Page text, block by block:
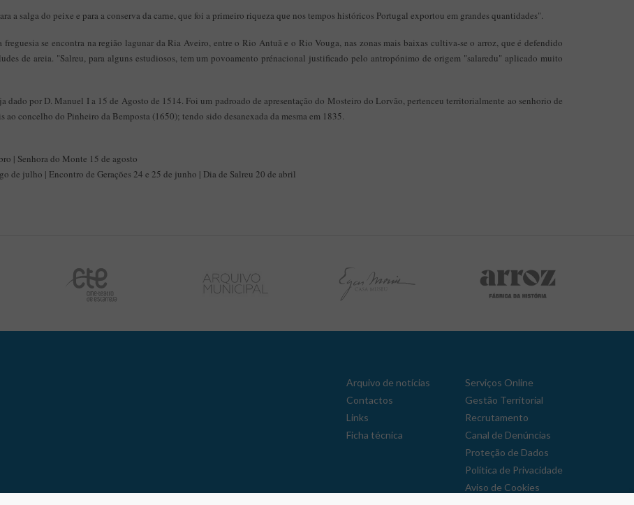
a salga do peixe e para a conserva da carne, que foi a primeiro riqueza que nos tempos históricos Portugal exportou em grandes quantidades".
freguesia se encontra na região lagunar da Ria Aveiro, entre o Rio Antuã e o Rio Vouga, nas zonas mais baixas cultiva-se o arroz, que é defendido
de areia. "Salreu, para alguns estudiosos, tem um povoamento prénacional justificado pelo antropónimo de origem "salaredu" aplicado muito
dado por D. Manuel I a 15 de Agosto de 1514. Foi um padroado de apresentação do Mosteiro do Lorvão, pertenceu territorialmente ao senhorio de
ao concelho do Pinheiro da Bemposta (1650); tendo sido desanexada da mesma em 1835.
| Senhora do Monte 15 de agosto
de julho | Encontro de Gerações 24 e 25 de junho | Dia de Salreu 20 de abril
Arquivo de notícias
Contactos
Links
Ficha técnica
Serviços Online
Gestão Territorial
Recrutamento
Canal de Denúncias
Proteção de Dados
Política de Privacidade
Aviso de Cookies